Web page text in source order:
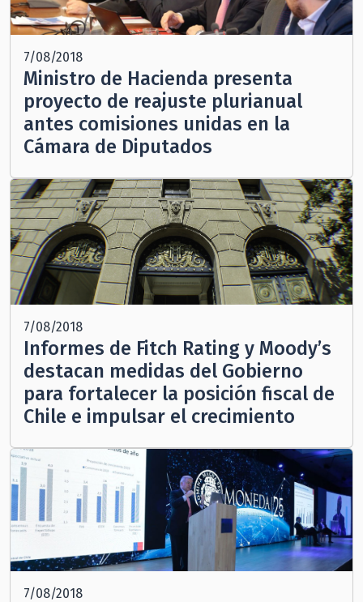
7/08/2018
Ministro de Hacienda presenta
proyecto de reajuste plurianual
antes comisiones unidas en la
Cámara de Diputados
7/08/2018
Informes de Fitch Rating y Moody’s
destacan medidas del Gobierno
para fortalecer la posición fiscal de
Chile e impulsar el crecimiento
7/08/2018